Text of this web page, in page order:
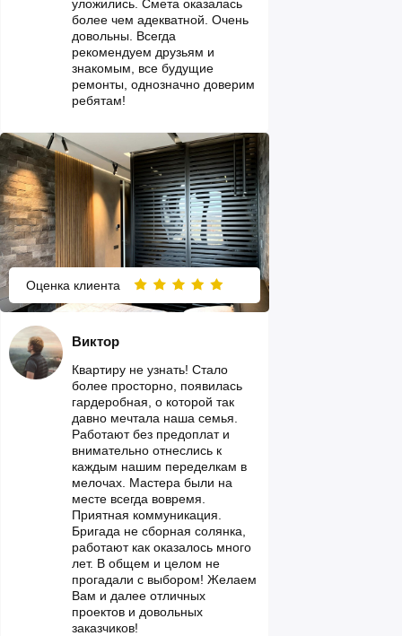
уложились. Смета оказалась
более чем адекватной. Очень
довольны. Всегда
рекомендуем друзьям и
знакомым, все будущие
ремонты, однозначно доверим
ребятам!
Оценка клиента
Квартиру не узнать! Стало
более просторно, появилась
гардеробная, о которой так
давно мечтала наша семья.
Работают без предоплат и
внимательно отнеслись к
каждым нашим переделкам в
мелочах. Мастера были на
месте всегда вовремя.
Приятная коммуникация.
Бригада не сборная солянка,
работают как оказалось много
лет. В общем и целом не
прогадали с выбором! Желаем
Вам и далее отличных
проектов и довольных
заказчиков!
Виктор